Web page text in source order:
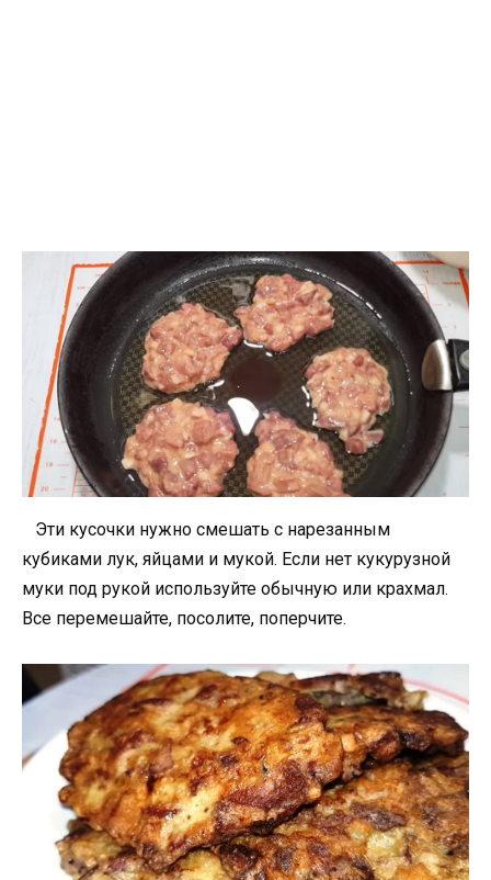
Эти кусочки нужно смешать с нарезанным
кубиками лук, яйцами и мукой. Если нет кукурузной
муки под рукой используйте обычную или крахмал.
Все перемешайте, посолите, поперчите.